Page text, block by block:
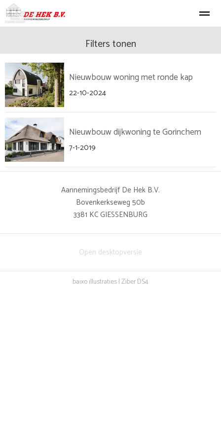
Verbouw Renovatie
Home Nieuws Bellen E-mail
Filters tonen
Nieuwbouw woning met ronde kap
22-10-2024
Nieuwbouw dijkwoning te Gorinchem
7-1-2019
Aannemingsbedrijf De Hek B.V.
Bovenkerkseweg 50b
3381 KCGIESSENBURG
Open desktopversie
baixo illustraties |Ziber DS4